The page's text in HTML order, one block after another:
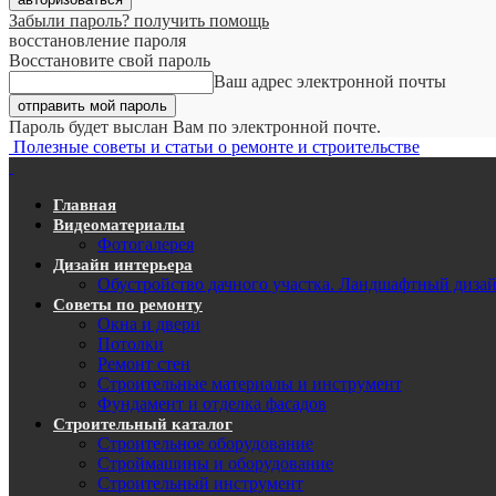
Забыли пароль? получить помощь
восстановление пароля
Восстановите свой пароль
Ваш адрес электронной почты
Пароль будет выслан Вам по электронной почте.
Полезные советы и статьи о ремонте и строительстве
Главная
Видеоматериалы
Фотогалерея
Дизайн интерьера
Обустройство дачного участка. Ландшафтный
Советы по ремонту
Окна и двери
Потолки
Ремонт стен
Строительные материалы и инструмент
Фундамент и отделка фасадов
Строительный каталог
Строительное оборудование
Строймашины и оборудование
Строительный инструмент